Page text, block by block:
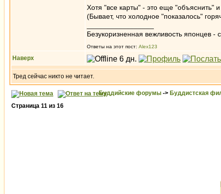
Хотя "все карты" - это еще "объяснить"
(Бывает, что холодное "показалось"
Безукоризненная вежливость японцев -
Ответы на этот пост: Alex123
Наверх
Тред сейчас никто не читает.
Буддийские форумы -> Буддистская
Страница 11 из 16